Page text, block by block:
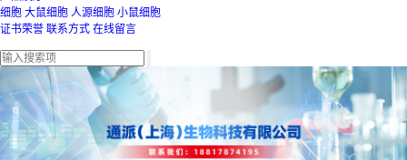
细胞 大鼠细胞 人源细胞 小鼠细胞
证书荣誉 联系方式 在线留言